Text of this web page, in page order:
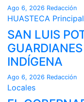
Ago 6, 2026 Redacción
HUASTECA Principal
SAN LUIS
INDÍGENA
Ago 6, 2026 Redacción
Locales